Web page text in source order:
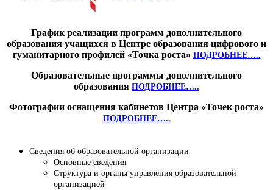
График реализации программ дополнительного
образования учащихся в Центре образования цифрового и
гуманитарного профилей «Точка роста» ПОДРОБНЕЕ…..
Образовательные программы дополнительного
образования ПОДРОБНЕЕ…..
Фотографии оснащения кабинетов Центра «Точек роста»
ПОДРОБНЕЕ…..
Сведения об образовательной организации
Основные сведения
Структура и органы управления образовательной
организацией